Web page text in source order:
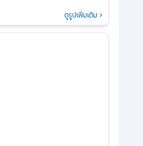
ดูรูปเพิ่มเติม